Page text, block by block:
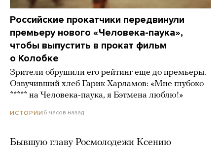
Российские прокатчики передвинули
премьеру нового «Человека-паука»,
чтобы выпустить в прокат фильм
о Колобке
Зрители обрушили его рейтинг еще до премьеры.
Озвучивший хлеб Гарик Харламов: «Мне глубоко
***** на Человека-паука, я Бэтмена люблю!»
ИСТОРИИ 6 часов назад
Бывшую главу Росмолодежи Ксению